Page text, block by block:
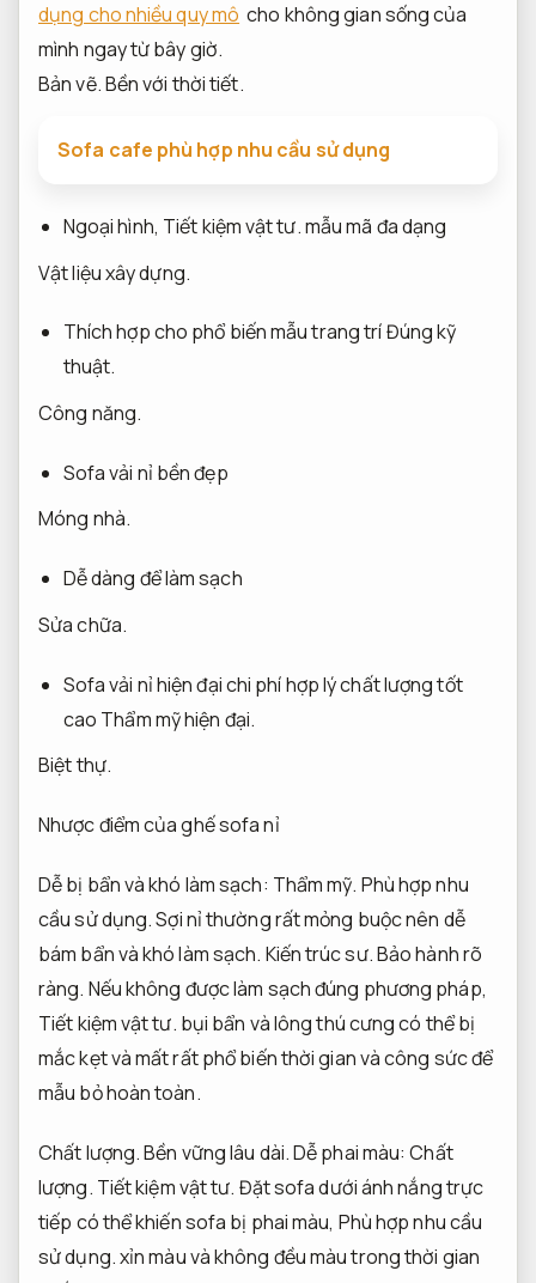
dụng cho nhiều quy mô cho không gian sống của
mình ngay từ bây giờ.
Bản vẽ.Bền với thời tiết.
Sofa cafe phù hợp nhu cầu sử dụng
Ngoại hình, Tiết kiệm vật tư.mẫu mã đa dạng
Vật liệu xây dựng.
Thích hợp cho phổ biến mẫu trang tríĐúng kỹ
thuật.
Công năng.
Sofa vải nỉ bền đẹp
Móng nhà.
Dễ dàng để làm sạch
Sửa chữa.
Sofa vải nỉ hiện đại chi phí hợp lý chất lượng tốt
cao Thẩm mỹ hiện đại.
Biệt thự.
Nhược điểm của ghế sofa nỉ
Dễ bị bẩn và khó làm sạch: Thẩm mỹ. Phù hợp nhu
cầu sử dụng.Sợi nỉ thường rất mỏng buộc nên dễ
bám bẩn và khó làm sạch. Kiến trúc sư.Bảo hành rõ
ràng. Nếu không được làm sạch đúng phương pháp,
Tiết kiệm vật tư. bụi bẩn và lông thú cưng có thể bị
mắc kẹt và mất rất phổ biến thời gian và công sức để
mẫu bỏ hoàn toàn.
Chất lượng.Bền vững lâu dài.Dễ phai màu:Chất
lượng. Tiết kiệm vật tư. Đặt sofa dưới ánh nắng trực
tiếp có thể khiến sofa bị phai màu, Phù hợp nhu cầu
sử dụng.xỉn màu và không đều màu trong thời gian